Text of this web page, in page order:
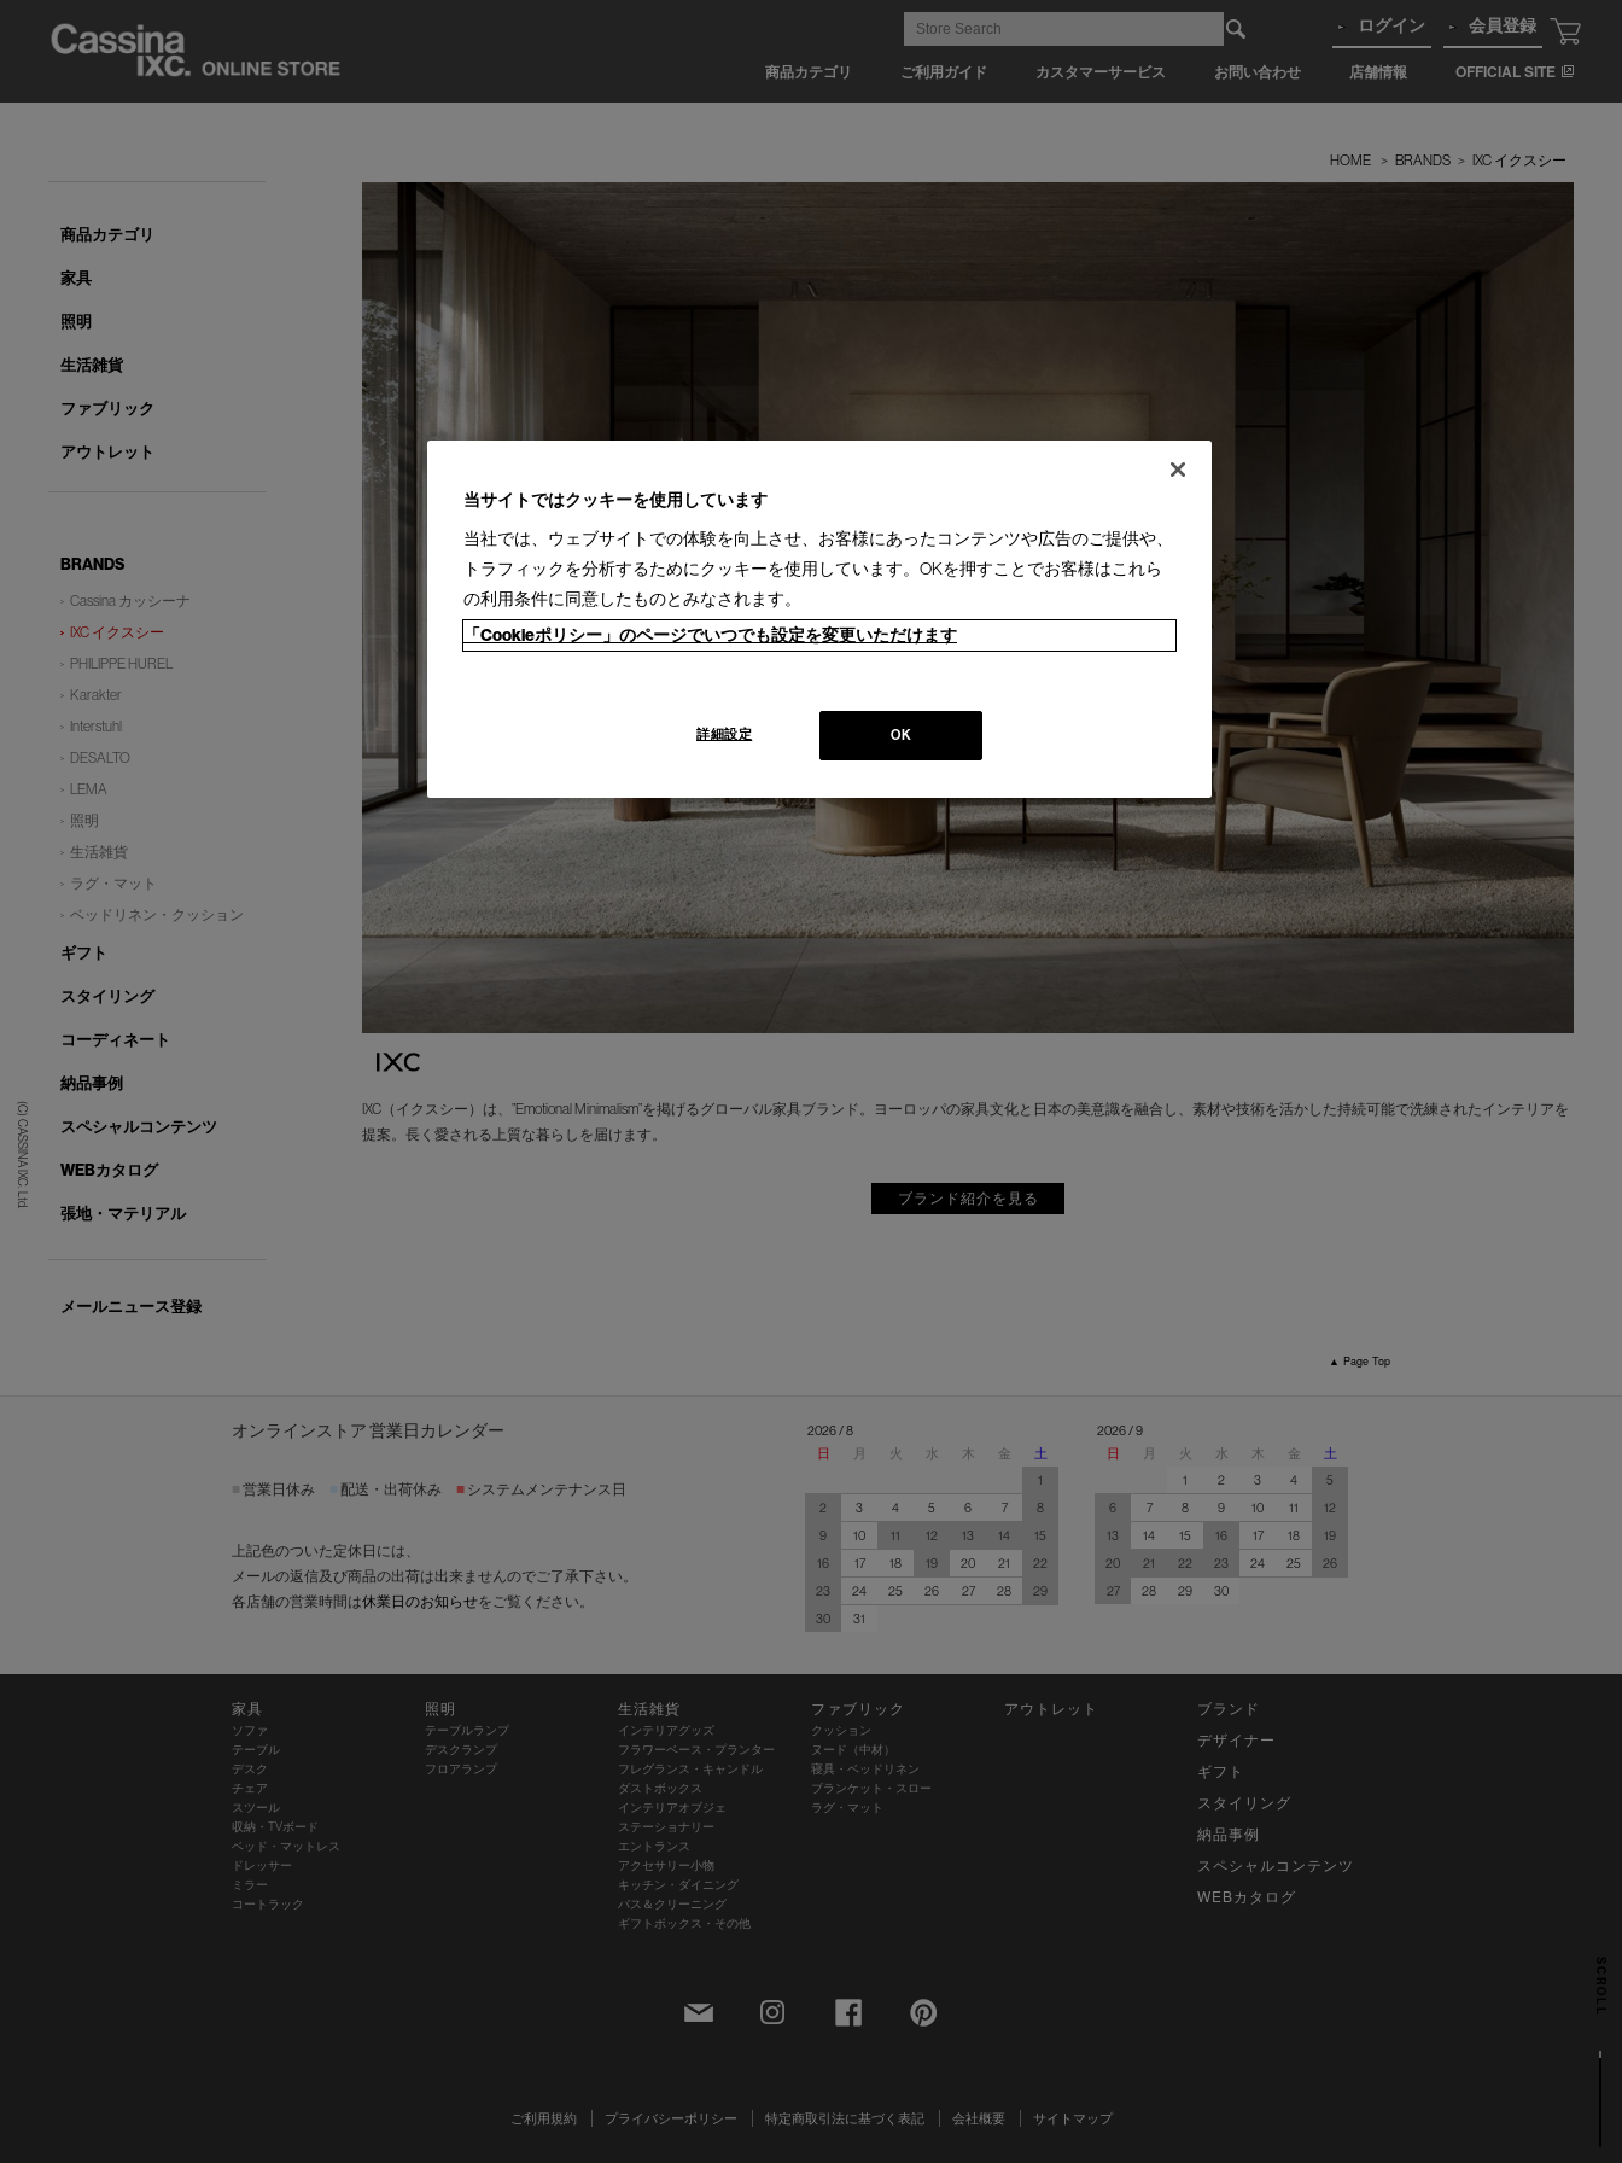
商品カテゴリ ご利用ガイド カスタマーサービス お問い合わせ 店舗情報 OFFICIAL SITE
ログイン 会員登録
(C) CASSINA IXC. Ltd.
SCROLL
HOME > BRANDS > IXC イクスシー
IXC（イクスシー）は、”Emotional Minimalism”を掲げるグローバル家具ブランド。ヨーロッパの家具文化と日本の美意識を融合し、素材や技術を活かした持続可能で洗練されたインテリアを
提案。長く愛される上質な暮らしを届けます。
ブランド紹介を見る
商品カテゴリ
家具
照明
生活雑貨
ファブリック
アウトレット
BRANDS
Cassina カッシーナ
IXC イクスシー
PHILIPPE HUREL
Karakter
Interstuhl
DESALTO
LEMA
照明
生活雑貨
ラグ・マット
ベッドリネン・クッション
ギフト
スタイリング
コーディネート
納品事例
スペシャルコンテンツ
WEBカタログ
張地・マテリアル
メールニュース登録
▲ Page Top
オンラインストア 営業日カレンダー
営業日休み 配送・出荷休み ■ システムメンテナンス日
上記色のついた定休日には、
メールの返信及び商品の出荷は出来ませんのでご了承下さい。
各店舗の営業時間は休業日のお知らせをご覧ください。
2026 / 8
日
月 火 水 木 金
土
1
2
3 4 5 6 7
8
9
10 11 12 13 14
15
16
17 18 19 20 21
22
23
24 25 26 27 28
29
30
31
2026 / 9
日
月 火 水 木 金
土
1
2 3 4
5
6
7 8 9 10 11
12
13
14 15 16 17 18
19
20
21 22 23 24 25
26
27
28 29 30
家具
ソファ
テーブル
デスク
チェア
スツール
収納・TVボード
ベッド・マットレス
ドレッサー
ミラー
コートラック
照明
テーブルランプ
デスクランプ
フロアランプ
生活雑貨
インテリアグッズ
フラワーベース・プランター
フレグランス・キャンドル
ダストボックス
インテリアオブジェ
ステーショナリー
エントランス
アクセサリー小物
キッチン・ダイニング
バス＆クリーニング
ギフトボックス・その他
ファブリック
クッション
ヌード（中材）
寝具・ベッドリネン
ブランケット・スロー
ラグ・マット
アウトレット
ブランド
デザイナー
ギフト
スタイリング
納品事例
スペシャルコンテンツ
WEBカタログ
ご利用規約 プライバシーポリシー 特定商取引法に基づく表記 会社概要 サイトマップ
当サイトではクッキーを使用しています
当社では、ウェブサイトでの体験を向上させ、お客様にあったコンテンツや広告のご提供や、
トラフィックを分析するためにクッキーを使用しています。OKを押すことでお客様はこれら
の利用条件に同意したものとみなされます。
「Cookieポリシー」のページでいつでも設定を変更いただけます
OK
詳細設定